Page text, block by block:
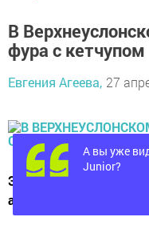
В
фура с кетчупом
Евгения Агеева, 27
Это произошло 25
аварии никто не
А вы уже
Junior?